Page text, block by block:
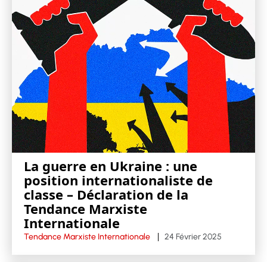
La guerre en Ukraine : une
position internationaliste de
classe – Déclaration de la
Tendance Marxiste
Internationale
Tendance Marxiste Internationale 24 Février 2025